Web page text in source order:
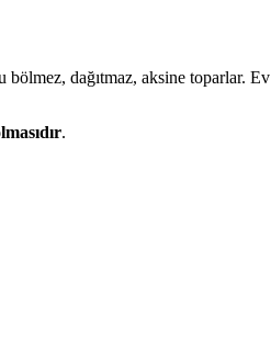
bölmez, dağıtmaz, aksine toparlar. Ev
.